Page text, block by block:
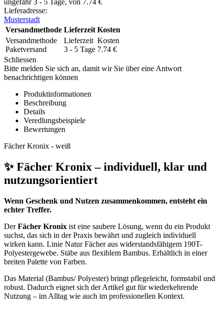
Lieferadresse:
Musterstadt
Versandmethode Lieferzeit Kosten
Versandmethode
Paketversand
Lieferzeit
3 - 5 Tage
Kosten
7.74 €
Schliessen
Bitte melden Sie sich an, damit wir Sie über eine Antwort
benachrichtigen können
Produktinformationen
Beschreibung
Details
Veredlungsbeispiele
Bewertungen
Fächer Kronix - weiß
✨ Fächer Kronix – individuell, klar und
nutzungsorientiert
Wenn Geschenk und Nutzen zusammenkommen, entsteht ein
echter Treffer.
DerFächer Kronix ist eine saubere Lösung, wenn du ein Produkt
suchst, das sich in der Praxis bewährt und zugleich individuell
wirken kann. Linie Natur Fächer aus widerstandsfähigem 190T-
Polyestergewebe. Stäbe aus flexiblem Bambus. Erhältlich in einer
breiten Palette von Farben.
Das Material (Bambus/ Polyester) bringt pflegeleicht, formstabil und
robust. Dadurch eignet sich der Artikel gut für wiederkehrende
Nutzung – im Alltag wie auch im professionellen Kontext.